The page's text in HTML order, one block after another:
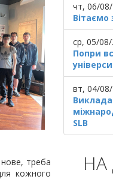
треба
кожного
чт, 06/
Вітаємо
ср, 05/
Попри
вт, 04/
SLB
НА